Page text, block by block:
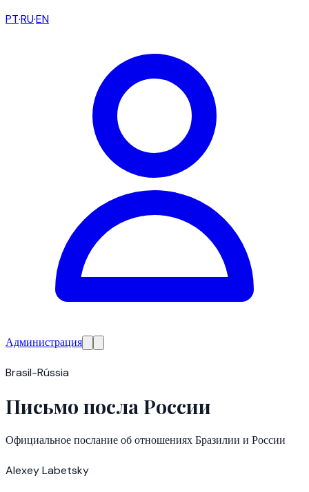
PT·RU·EN
Администрация
Brasil-Rússia
Письмо посла России
Официальное послание об отношениях Бразилии и России
Alexey Labetsky